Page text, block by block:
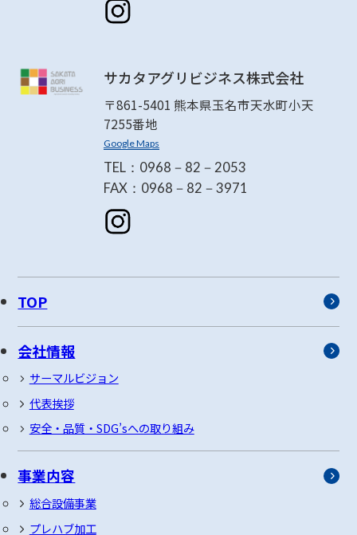
サカタアグリビジネス株式会社
〒861-5401 熊本県玉名市天水町小天
7255番地
Google Maps
TEL：0968－82－2053
FAX：0968－82－3971
TOP
会社情報
サーマルビジョン
代表挨拶
安全・品質・SDG’sへの取り組み
事業内容
総合設備事業
プレハブ加工